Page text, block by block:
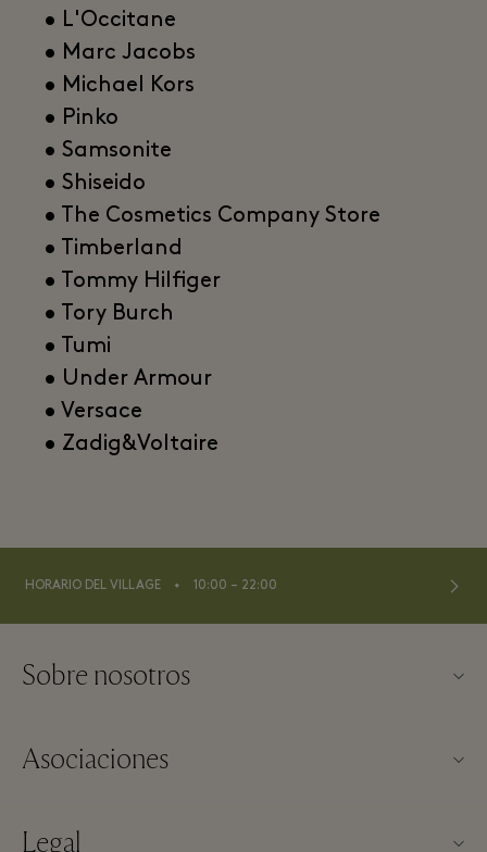
• L'Occitane
• Marc Jacobs
• Michael Kors
• Pinko
• Samsonite
• Shiseido
• The Cosmetics Company Store
• Timberland
• Tommy Hilfiger
• Tory Burch
• Tumi
• Under Armour
• Versace
• Zadig&Voltaire
HORARIO DEL VILLAGE ⬩ 10:00 – 22:00
Sobre nosotros
Sobre Las Rozas Village
Asociaciones
Hazte partner
Legal